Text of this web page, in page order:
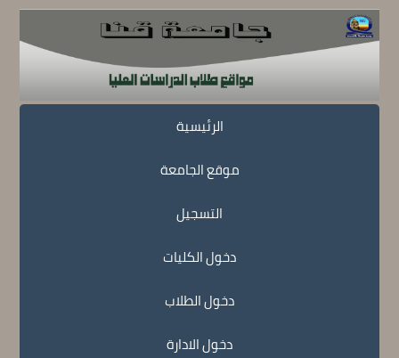
الرئيسية
موقع الجامعة
التسجيل
دخول الكليات
دخول الطلاب
دخول الادارة